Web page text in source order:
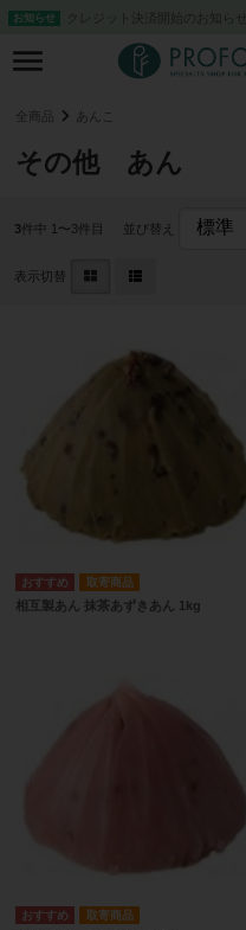
お知らせ クレジット決済開始のお知らせ
全商品 あんこ
その他 あん
3件中 1〜3件目 並び替え
表示切替
取寄商品
相互製あん 抹茶あずきあん 1kg
取寄商品